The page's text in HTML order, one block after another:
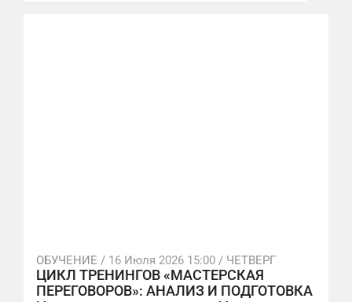
ОБУЧЕНИЕ / 16 Июля 2026 15:00 / ЧЕТВЕРГ
ЦИКЛ ТРЕНИНГОВ «МАСТЕРСКАЯ
ПЕРЕГОВОРОВ»: АНАЛИЗ И ПОДГОТОВКА